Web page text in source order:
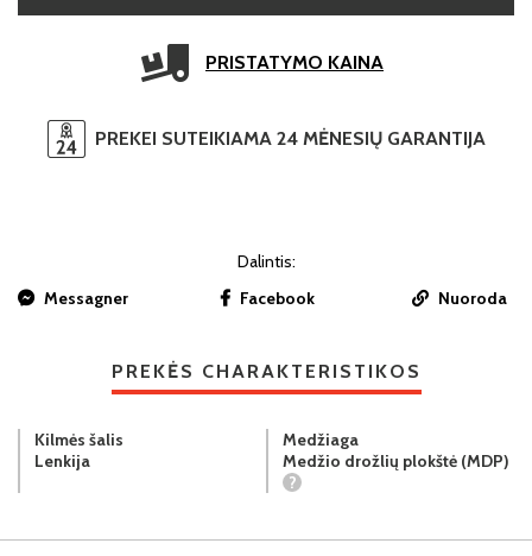
PRISTATYMO KAINA
PREKEI SUTEIKIAMA 24 MĖNESIŲ GARANTIJA
Dalintis:
Messagner
Facebook Nuoroda
PREKĖS CHARAKTERISTIKOS
Kilmės šalis
Lenkija
Medžiaga
Medžio drožlių plokštė (MDP)
?